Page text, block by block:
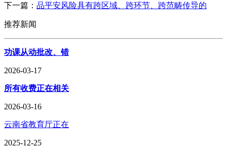
下一篇： 品平安风险具有跨区域、跨环节、跨范畴传导的
推荐新闻
功课从动批改、错
2026-03-17
所有收费正在相关
2026-03-16
云南省教育厅正在
2025-12-25